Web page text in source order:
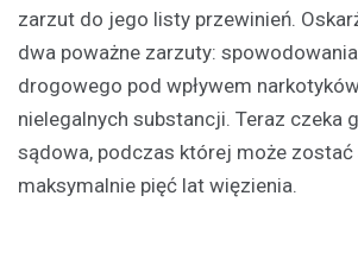
zarzut do jego listy przewinień.
dwa poważne zarzuty:
drogowego pod wpływem
nielegalnych substancji. Teraz czeka
sądowa, podczas której może zostać
maksymalnie pięć lat więzienia.